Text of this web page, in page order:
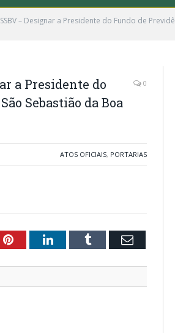
– Designar a Presidente do Fundo de
a Presidente do
Sebastião da Boa
0
ATOS OFICIAIS, PORTARIAS
PinterestLinkedInTumblr Email